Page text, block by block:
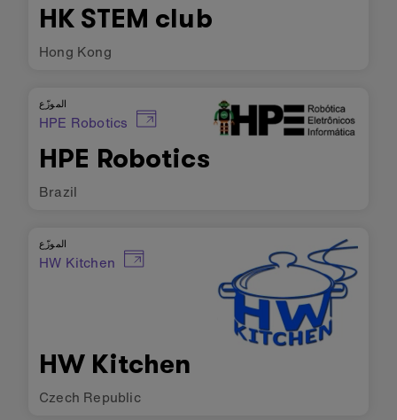
HK STEM club
Hong Kong
الموزّع
HPE Robotics
HPE Robotics
Brazil
الموزّع
HW Kitchen
HW Kitchen
Czech Republic